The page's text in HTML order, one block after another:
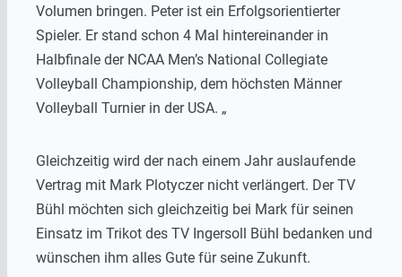
Volumen bringen. Peter ist ein Erfolgsorientierter
Spieler. Er stand schon 4 Mal hintereinander in
Halbfinale der NCAA Men’s National Collegiate
Volleyball Championship, dem höchsten Männer
Volleyball Turnier in der USA. „
Gleichzeitig wird der nach einem Jahr auslaufende
Vertrag mit Mark Plotyczer nicht verlängert. Der TV
Bühl möchten sich gleichzeitig bei Mark für seinen
Einsatz im Trikot des TV Ingersoll Bühl bedanken und
wünschen ihm alles Gute für seine Zukunft.